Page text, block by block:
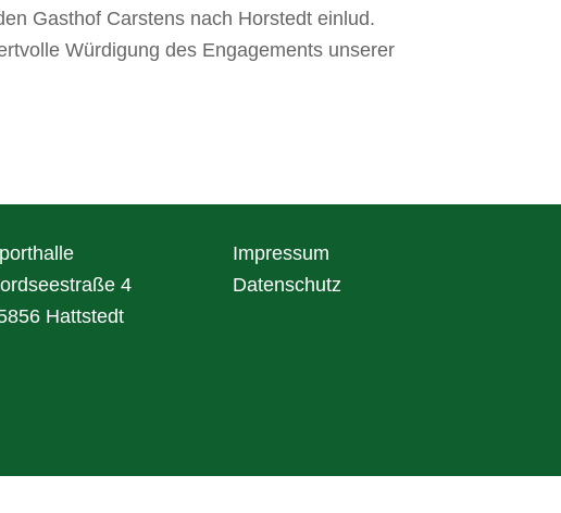
Gasthof Carstens nach Horstedt einlud.
Würdigung des Engagements unserer
4
Hattstedt
Impressum
Datenschutz